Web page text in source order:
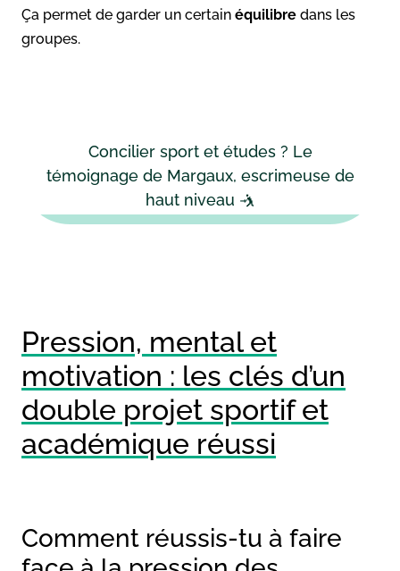
Ça permet de garder un certain équilibre dans les
groupes.
Concilier sport et études ? Le
témoignage de Margaux, escrimeuse de
haut niveau 🤺
Pression, mental et
motivation : les clés d’un
double projet sportif et
académique réussi
Comment réussis-tu à faire